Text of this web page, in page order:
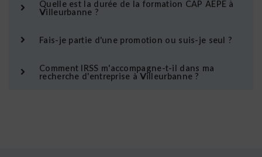
Quelle est la durée de la formation CAP AEPE à
Villeurbanne ?
Fais-je partie d'une promotion ou suis-je seul ?
Comment IRSS m'accompagne-t-il dans ma
recherche d'entreprise à Villeurbanne ?